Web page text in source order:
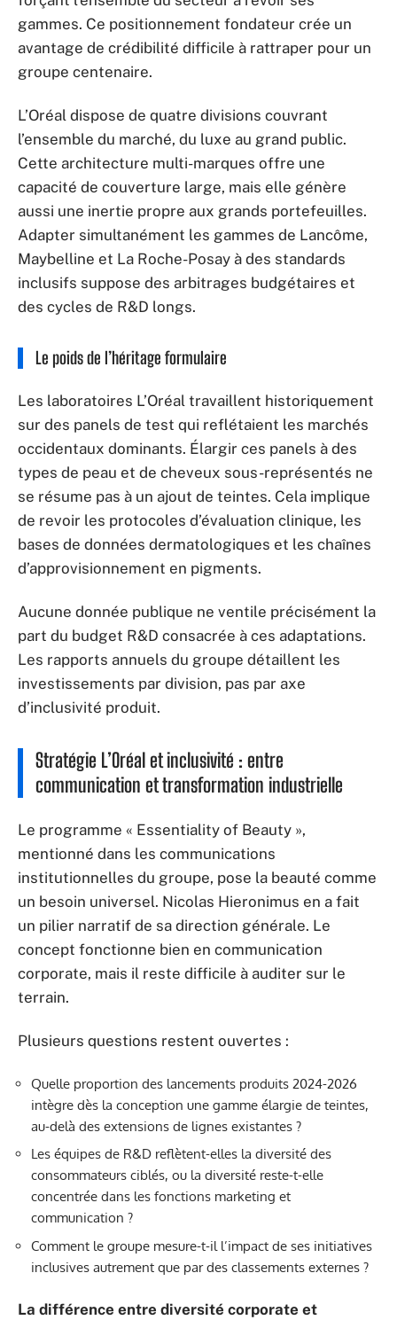
gammes. Ce positionnement fondateur crée un
avantage de crédibilité difficile à rattraper pour un
groupe centenaire.
L’Oréal dispose de quatre divisions couvrant
l’ensemble du marché, du luxe au grand public.
Cette architecture multi-marques offre une
capacité de couverture large, mais elle génère
aussi une inertie propre aux grands portefeuilles.
Adapter simultanément les gammes de Lancôme,
Maybelline et La Roche-Posay à des standards
inclusifs suppose des arbitrages budgétaires et
des cycles de R&D longs.
Le poids de l’héritage formulaire
Les laboratoires L’Oréal travaillent historiquement
sur des panels de test qui reflétaient les marchés
occidentaux dominants. Élargir ces panels à des
types de peau et de cheveux sous-représentés ne
se résume pas à un ajout de teintes. Cela implique
de revoir les protocoles d’évaluation clinique, les
bases de données dermatologiques et les chaînes
d’approvisionnement en pigments.
Aucune donnée publique ne ventile précisément la
part du budget R&D consacrée à ces adaptations.
Les rapports annuels du groupe détaillent les
investissements par division, pas par axe
d’inclusivité produit.
Stratégie L’Oréal et inclusivité : entre
communication et transformation industrielle
Le programme « Essentiality of Beauty »,
mentionné dans les communications
institutionnelles du groupe, pose la beauté comme
un besoin universel. Nicolas Hieronimus en a fait
un pilier narratif de sa direction générale. Le
concept fonctionne bien en communication
corporate, mais il reste difficile à auditer sur le
terrain.
Plusieurs questions restent ouvertes :
Quelle proportion des lancements produits 2024-2026
intègre dès la conception une gamme élargie de teintes,
au-delà des extensions de lignes existantes ?
Les équipes de R&D reflètent-elles la diversité des
consommateurs ciblés, ou la diversité reste-t-elle
concentrée dans les fonctions marketing et
communication ?
Comment le groupe mesure-t-il l’impact de ses initiatives
inclusives autrement que par des classements externes ?
La différence entre diversité corporate et